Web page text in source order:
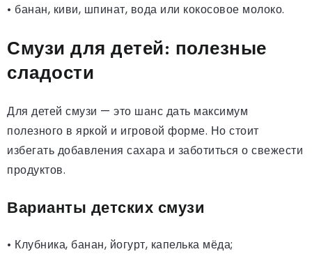
• банан, киви, шпинат, вода или кокосовое молоко.
Смузи для детей: полезные
сладости
Для детей смузи — это шанс дать максимум
полезного в яркой и игровой форме. Но стоит
избегать добавления сахара и заботиться о свежести
продуктов.
Варианты детских смузи
• Клубника, банан, йогурт, капелька мёда;